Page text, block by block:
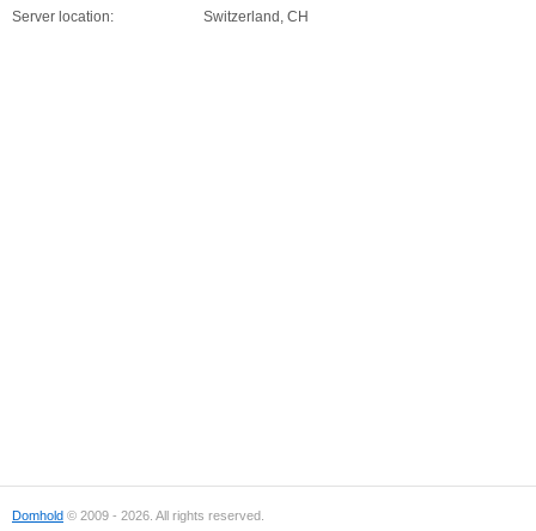
Server location: Switzerland, CH
Domhold © 2009 - 2026. All rights reserved.